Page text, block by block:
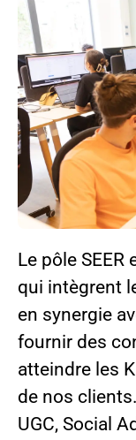
Le pôle
qui intègrent
en synergie
fournir des
atteindre les
de nos clients.
UGC, Social